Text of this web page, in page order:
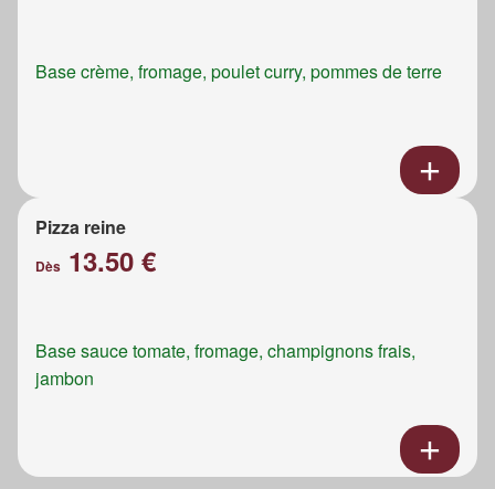
Base crème, fromage, poulet curry, pommes de terre
Pizza reine
Dès 13.50 €
Base sauce tomate, fromage, champignons frais,
jambon